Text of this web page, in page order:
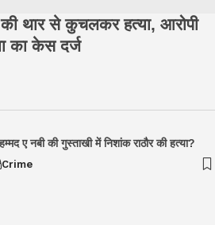
थार से कुचलकर हत्या, आरोपी
का केस दर्ज
ए नबी की गुस्ताखी में निशांक राठौर की हत्या?
Crime